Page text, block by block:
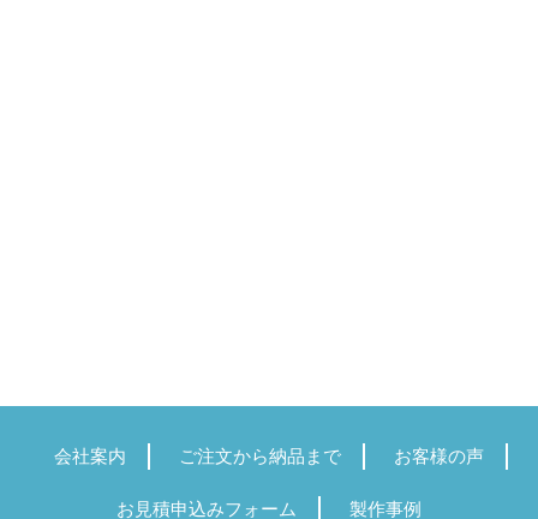
会社案内 ご注文から納品まで お客様の声
お見積申込みフォーム 製作事例